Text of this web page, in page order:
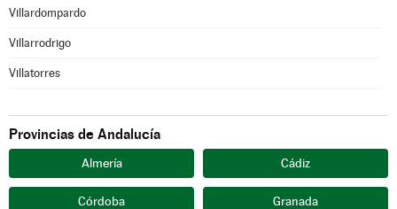
Villardompardo
Villarrodrigo
Villatorres
Provincias de Andalucía
Almería Cádiz
Córdoba Granada